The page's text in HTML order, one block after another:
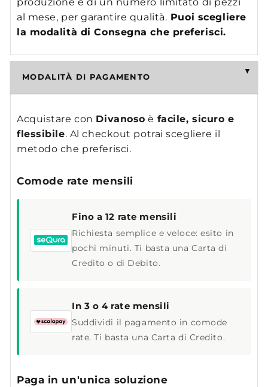
al mese, per garantire qualità. Puoi scegliere
la modalità di Consegna che preferisci.
MODALITÀ DI PAGAMENTO
Acquistare con Divanoso è facile, sicuro e
flessibile. Al checkout potrai scegliere il
metodo che preferisci.
Comode rate mensili
Fino a 12 rate mensili
Richiesta semplice e veloce: esito in
pochi minuti. Ti basta una Carta di
Credito o di Debito.
In 3 o 4 rate mensili
Suddividi il pagamento in comode
rate. Ti basta una Carta di Credito.
Paga in un'unica soluzione